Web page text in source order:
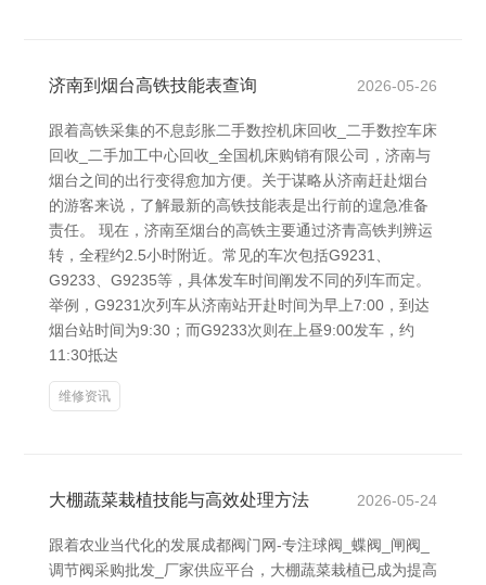
济南到烟台高铁技能表查询 2026-05-26
跟着高铁采集的不息彭胀二手数控机床回收_二手数控车床
回收_二手加工中心回收_全国机床购销有限公司，济南与
烟台之间的出行变得愈加方便。关于谋略从济南赶赴烟台
的游客来说，了解最新的高铁技能表是出行前的遑急准备
责任。 现在，济南至烟台的高铁主要通过济青高铁判辨运
转，全程约2.5小时附近。常见的车次包括G9231、
G9233、G9235等，具体发车时间阐发不同的列车而定。
举例，G9231次列车从济南站开赴时间为早上7:00，到达
烟台站时间为9:30；而G9233次则在上昼9:00发车，约
11:30抵达
维修资讯
大棚蔬菜栽植技能与高效处理方法 2026-05-24
跟着农业当代化的发展成都阀门网-专注球阀_蝶阀_闸阀_
调节阀采购批发_厂家供应平台，大棚蔬菜栽植已成为提高